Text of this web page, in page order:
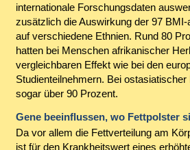
internationale Forschungsdaten
zusätzlich die Auswirkung der 97
auf verschiedene Ethnien. Rund 80
hatten bei Menschen afrikanischer
vergleichbaren Effekt wie bei den
Studienteilnehmern. Bei
sogar über 90 Prozent.
Gene beeinflussen, wo Fettpolster
Da vor allem die Fettverteilung am
ist für den Krankheitswert eines